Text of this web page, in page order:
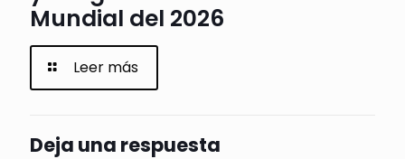
Mundial del 2026
Leer más
Deja una respuesta